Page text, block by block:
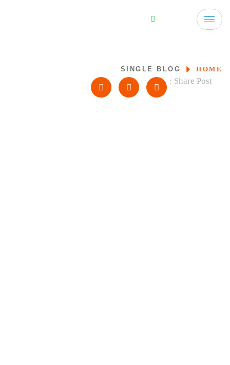
HOME
SINGLE BLOG
Share Post :